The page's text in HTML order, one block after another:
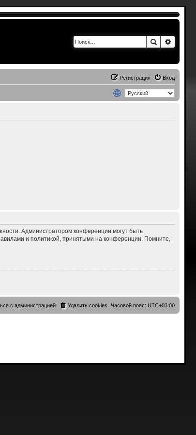
Поиск
Вход
Регистрация
Администратором конференции могут быть
и политикой, принятыми на конференции. Помните,
Часовой пояс:UTC+03:00
Удалить cookies
с администрацией